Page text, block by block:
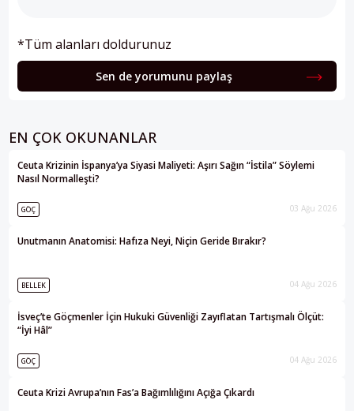
*Tüm alanları doldurunuz
Sen de yorumunu paylaş
EN ÇOK OKUNANLAR
Ceuta Krizinin İspanya’ya Siyasi Maliyeti: Aşırı Sağın “İstila” Söylemi
Nasıl Normalleşti?
GÖÇ 03 Ağu 2026
Unutmanın Anatomisi: Hafıza Neyi, Niçin Geride Bırakır?
BELLEK 04 Ağu 2026
İsveç’te Göçmenler İçin Hukuki Güvenliği Zayıflatan Tartışmalı Ölçüt:
“İyi Hâl”
GÖÇ 04 Ağu 2026
Ceuta Krizi Avrupa’nın Fas’a Bağımlılığını Açığa Çıkardı